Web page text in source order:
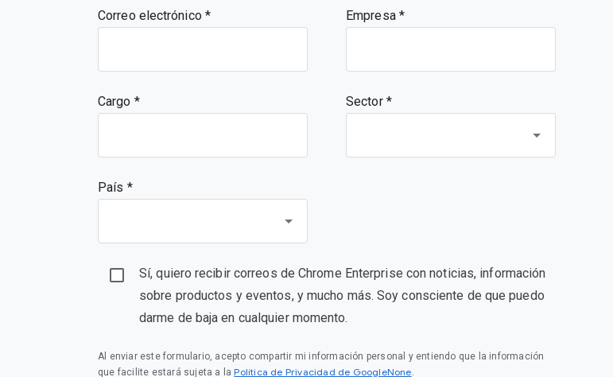
Correo electrónico Empresa
Cargo Sector *
País *
Sí, quiero recibir correos de Chrome Enterprise con noticias, información
sobre productos y eventos, y mucho más. Soy consciente de que puedo
darme de baja en cualquier momento.
Al enviar este formulario, acepto compartir mi información personal y entiendo que la información
que facilite estará sujeta a la Política de Privacidad de GoogleNone.